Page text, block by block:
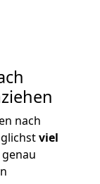
nach
viel